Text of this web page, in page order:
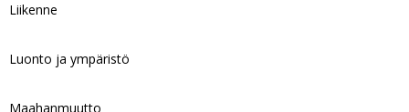
Liikenne
Luonto ja ympäristö
Maahanmuutto